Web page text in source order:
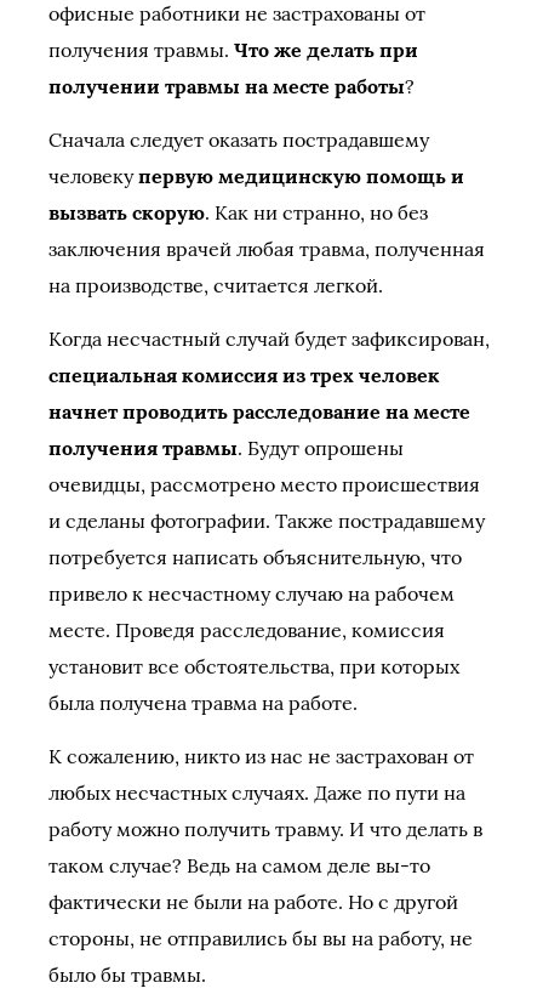
офисные работники не застрахованы от
получения травмы. Что же делать при
получении травмы на месте работы?
Сначала следует оказать пострадавшему
человекупервую медицинскую помощь и
вызвать скорую. Как ни странно, но без
заключения врачей любая травма, полученная
на производстве, считается легкой.
Когда несчастный случай будет зафиксирован,
специальная комиссия из трех человек
начнет проводить расследование на месте
получения травмы. Будут опрошены
очевидцы, рассмотрено место происшествия
и сделаны фотографии. Также пострадавшему
потребуется написать объяснительную, что
привело к несчастному случаю на рабочем
месте. Проведя расследование, комиссия
установит все обстоятельства, при которых
была получена травма на работе.
К сожалению, никто из нас не застрахован от
любых несчастных случаях. Даже по пути на
работу можно получить травму. И что делать в
таком случае? Ведь на самом деле вы-то
фактически не были на работе. Но с другой
стороны, не отправились бы вы на работу, не
было бы травмы.